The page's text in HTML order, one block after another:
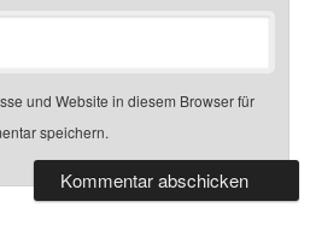
und Website in diesem Browser für
speichern.